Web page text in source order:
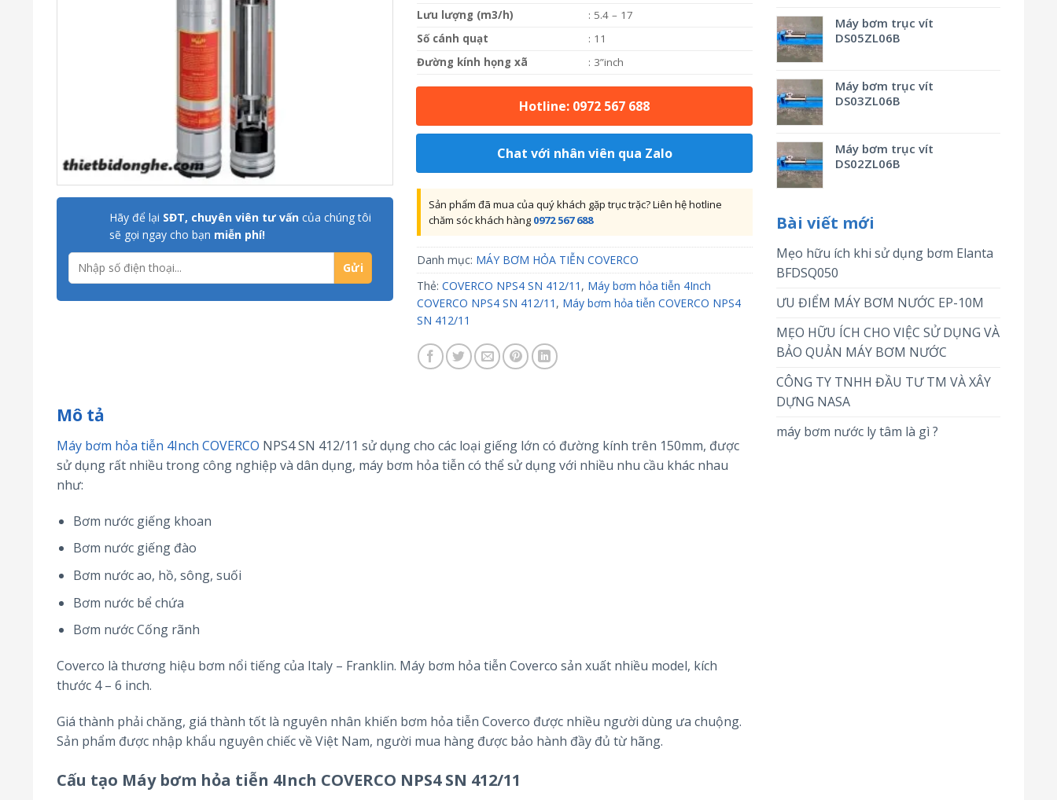
Máy bơm trục vít
DS05ZL06B
Máy bơm trục vít
DS03ZL06B
Máy bơm trục vít
DS02ZL06B
Bài viết mới
Mẹo hữu ích khi sử dụng bơm Elanta
BFDSQ050
ƯU ĐIỂM MÁY BƠM NƯỚC EP-10M
MẸO HỮU ÍCH CHO VIỆC SỬ DỤNG VÀ
BẢO QUẢN MÁY BƠM NƯỚC
CÔNG TY TNHH ĐẦU TƯ TM VÀ XÂY
DỰNG NASA
máy bơm nước ly tâm là gì ?
Hãy để lại SĐT, chuyên viên tư vấn của chúng tôi
sẽ gọi ngay cho bạn miễn phí!
Lưu lượng (m3/h)
: 5.4 – 17
Số cánh quạt
: 11
Đường kính họng xã
: 3”inch
Hotline: 0972 567 688
Chat với nhân viên qua Zalo
Sản phẩm đã mua của quý khách gặp trục trặc? Liên hệ hotline
chăm sóc khách hàng 0972 567 688
Danh mục: MÁY BƠM HỎA TIỄN COVERCO
Thẻ: COVERCO NPS4 SN 412/11 , Máy bơm hỏa tiễn 4Inch
COVERCO NPS4 SN 412/11 , Máy bơm hỏa tiễn COVERCO NPS4
SN 412/11
Mô tả
Máy bơm hỏa tiễn 4Inch COVERCO NPS4 SN 412/11 sử dụng cho các loại giếng lớn có đường kính trên 150mm, được
sử dụng rất nhiều trong công nghiệp và dân dụng, máy bơm hỏa tiễn có thể sử dụng với nhiều nhu cầu khác nhau
như:
Bơm nước giếng khoan
Bơm nước giếng đào
Bơm nước ao, hồ, sông, suối
Bơm nước bể chứa
Bơm nước Cống rãnh
Coverco là thương hiệu bơm nổi tiếng của Italy – Franklin. Máy bơm hỏa tiễn Coverco sản xuất nhiều model, kích
thước 4 – 6 inch.
Giá thành phải chăng, giá thành tốt là nguyên nhân khiến bơm hỏa tiễn Coverco được nhiều người dùng ưa chuộng.
Sản phẩm được nhập khẩu nguyên chiếc về Việt Nam, người mua hàng được bảo hành đầy đủ từ hãng.
Cấu tạo Máy bơm hỏa tiễn 4Inch COVERCO NPS4 SN 412/11